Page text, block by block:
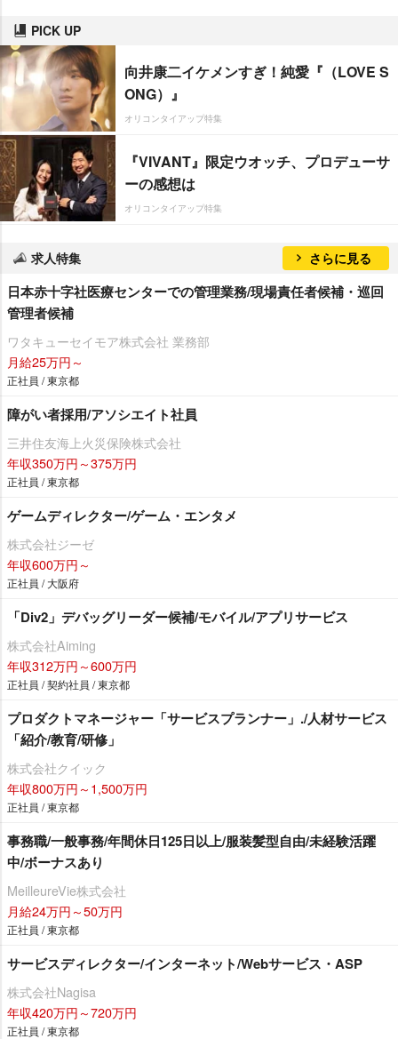
PICK UP
向井康二イケメンすぎ！純愛『（LOVE S
ONG）』
オリコンタイアップ特集
『VIVANT』限定ウオッチ、プロデューサ
ーの感想は
オリコンタイアップ特集
求人特集 さらに見る
日本赤十字社医療センターでの管理業務/現場責任者候補・巡回
管理者候補
ワタキューセイモア株式会社 業務部
月給25万円～
正社員 / 東京都
障がい者採用/アソシエイト社員
三井住友海上火災保険株式会社
年収350万円～375万円
正社員 / 東京都
ゲームディレクター/ゲーム・エンタメ
株式会社ジーゼ
年収600万円～
正社員 / 大阪府
「Div2」デバッグリーダー候補/モバイル/アプリサービス
株式会社Aiming
年収312万円～600万円
正社員 / 契約社員 / 東京都
プロダクトマネージャー「サービスプランナー」./人材サービス
「紹介/教育/研修」
株式会社クイック
年収800万円～1,500万円
正社員 / 東京都
事務職/一般事務/年間休日125日以上/服装髪型自由/未経験活躍
中/ボーナスあり
MeilleureVie株式会社
月給24万円～50万円
正社員 / 東京都
サービスディレクター/インターネット/Webサービス・ASP
株式会社Nagisa
年収420万円～720万円
正社員 / 東京都